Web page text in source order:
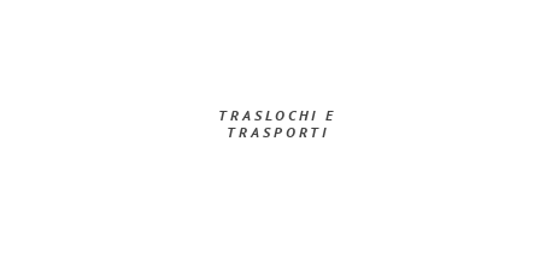
TRASLOCHI E
TRASPORTI​